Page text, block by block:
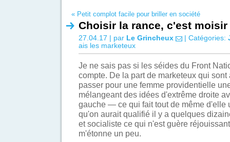
« Petit complot facile pour briller en société
Choisir la rance, c'est moisir
27.04.17 | par Le Grincheux | Catégories:
ais les marketeux
Je ne sais pas si les séides du Front
compte. De la part de marketeux qui sont
passer pour une femme providentielle
mélangeant des idées d'extrême droite
gauche — ce qui fait tout de même d'elle
qu'on aurait qualifié il y a quelques
et socialiste ce qui n'est guère
m'étonne un peu.